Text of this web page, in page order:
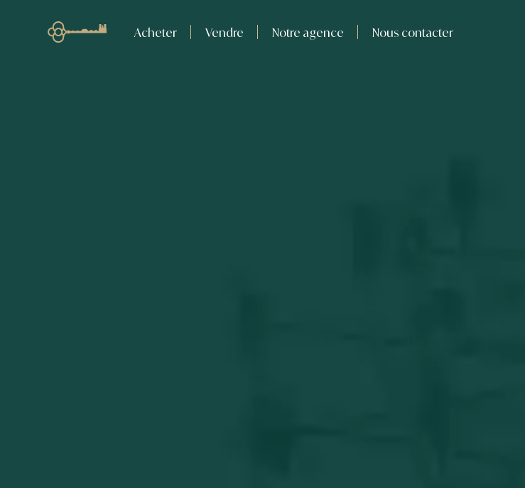
Acheter Vendre Notre agence Nous contacter